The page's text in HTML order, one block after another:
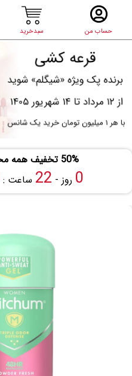
حساب من سبدخرید
50% تخفیف همه محصولات ویژه تابستان
0 روز - 22 ساعت :